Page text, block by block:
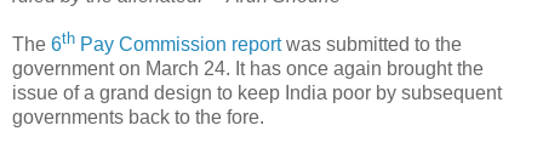
The 6th Pay Commission reportwas submitted to the
government on March 24. It has once again brought the
issue of a grand design to keep India poor by subsequent
governments back to the fore.